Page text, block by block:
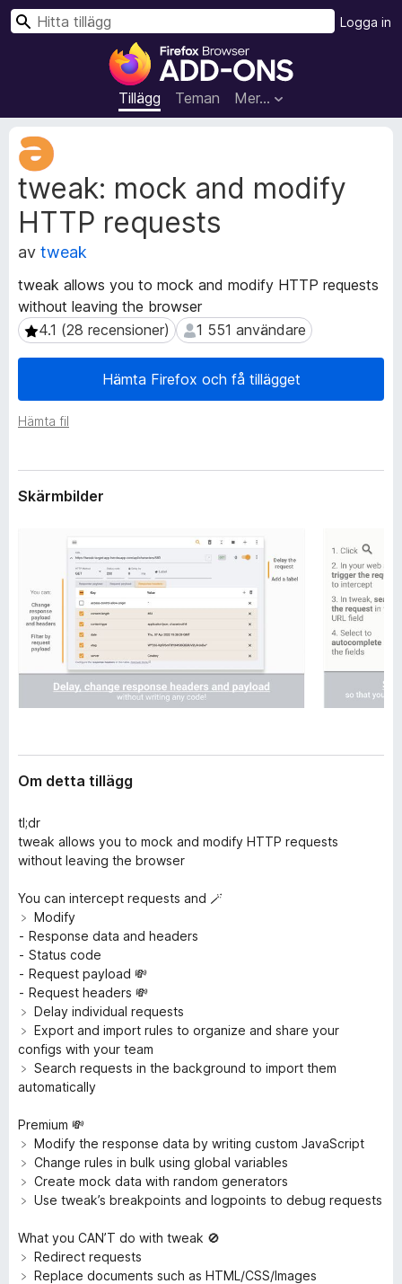
W
e
b
b
s
a
r
l
l
ä
g
g
f
f
Tillägg Teman Mer…
Logga in
S
tweak: mock and modify
HTTP requests
av tweak
tweak allows you to mock and modify HTTP requests
without leaving the browser
4.1 (28 recensioner)
4.1 (28 recensioner) 1 551 användare
1 551 användare
Hämta Firefox och få tillägget
Hämta fil
M
e
t
a
d
a
t
a
f
ö
r
ä
Skärmbilder
Om detta tillägg
tl;dr
tweak allows you to mock and modify HTTP requests
without leaving the browser
You can intercept requests and 🪄
﹥ Modify
⁃ Response data and headers
⁃ Status code
⁃ Request payload 💸
⁃ Request headers 💸
﹥ Delay individual requests
﹥ Export and import rules to organize and share your
configs with your team
﹥ Search requests in the background to import them
automatically
Premium 💸
﹥ Modify the response data by writing custom JavaScript
﹥ Change rules in bulk using global variables
﹥ Create mock data with random generators
﹥ Use tweak’s breakpoints and logpoints to debug requests
What you CAN’T do with tweak 🚫
﹥ Redirect requests
﹥ Replace documents such as HTML/CSS/Images